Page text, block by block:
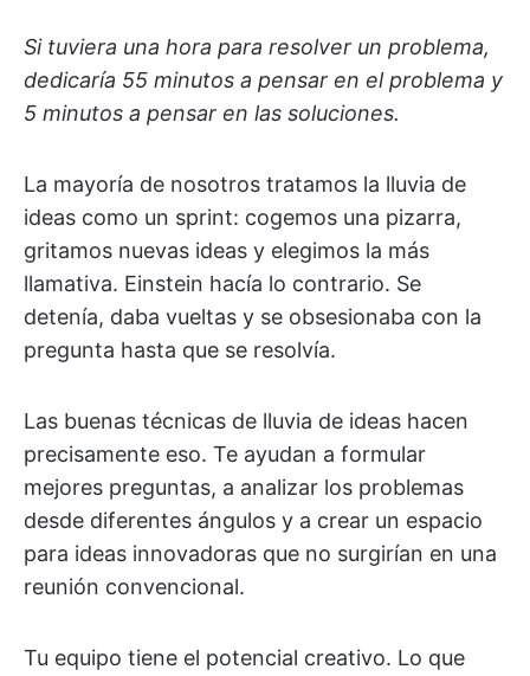
Si tuviera una hora para resolver un problema,
dedicaría 55 minutos a pensar en el problema y
5 minutos a pensar en las soluciones.
La mayoría de nosotros tratamos la lluvia de
ideas como un sprint: cogemos una pizarra,
gritamos nuevas ideas y elegimos la más
llamativa. Einstein hacía lo contrario. Se
detenía, daba vueltas y se obsesionaba con la
pregunta hasta que se resolvía.
Las buenas técnicas de lluvia de ideas hacen
precisamente eso. Te ayudan a formular
mejores preguntas, a analizar los problemas
desde diferentes ángulos y a crear un espacio
para ideas innovadoras que no surgirían en una
reunión convencional.
Tu equipo tiene el potencial creativo. Lo que